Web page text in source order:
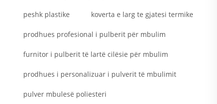
peshk plastike koverta e larg te gjatesi termike
prodhues profesional i pulberit për mbulim
furnitor i pulberit të lartë cilësie për mbulim
prodhues i personalizuar i pulverit të mbulimit
pulver mbulesë poliesteri